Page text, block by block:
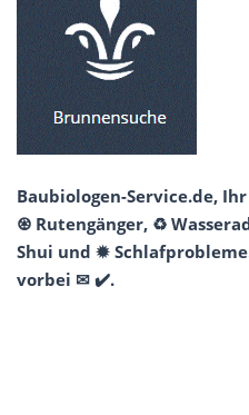
Baubiologen-Service.de,
♼ Rutengänger, ♻
Shui und ✹
vorbei ✉ ✔️.